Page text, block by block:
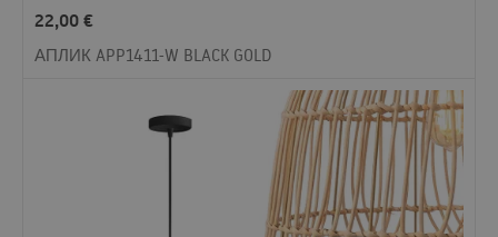
22,00€
АПЛИК APP1411-W BLACK GOLD